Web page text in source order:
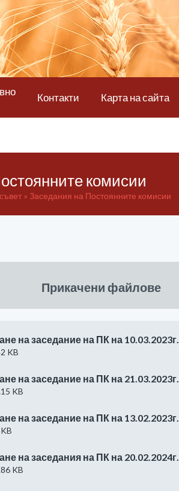
Контакти Карта на сайта
комисии
съвет Заседания на Постоянните комисии
Прикачени файлове
на заседание на ПК на 10.03.2023г.
KB
на заседание на ПК на 21.03.2023г.
KB
на заседание на ПК на 13.02.2023г.
на заседания на ПК на 20.02.2024г.
KB